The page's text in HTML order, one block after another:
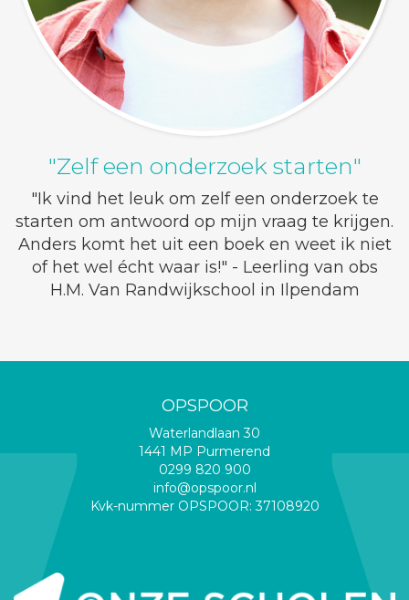
"Zelf een onderzoek starten"
"Ik vind het leuk om zelf een onderzoek te
starten om antwoord op mijn vraag te krijgen.
Anders komt het uit een boek en weet ik niet
of het wel écht waar is!" - Leerling van obs
H.M. Van Randwijkschool in Ilpendam
OPSPOOR
Waterlandlaan 30
1441 MP Purmerend
0299 820 900
info@opspoor.nl
Kvk-nummer OPSPOOR: 37108920